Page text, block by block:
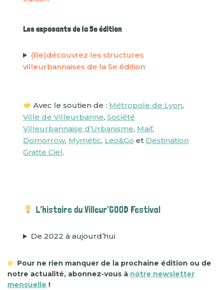
Les exposants de la 5e édition
(Re)découvrez les structures
villeurbannaises de la 5e édition
Avec le soutien de : Métropole de Lyon,
Ville de Villeurbanne, Société
Villeurbannaise d’Urbanisme, Maif,
Domorrow, Mymétic, Leo&Go et Destination
Gratte Ciel.
L’histoire du Villeur’GOOD Festival
De 2022 à aujourd’hui
Pour ne rien manquer de la prochaine édition ou de
notre actualité, abonnez-vous à notre newsletter
mensuelle !